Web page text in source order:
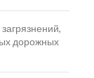
дорожных